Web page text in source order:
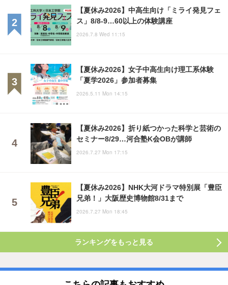
【夏休み2026】中高生向け「ミライ発見フェ
ス」8/8-9…60以上の体験講座
2026.7.8 Wed 11:15
【夏休み2026】女子中高生向け理工系体験
「夏学2026」参加者募集
2026.5.11 Mon 14:15
【夏休み2026】折り紙つかった科学と芸術の
セミナー8/29…河合塾K会OBが講師
2026.7.27 Mon 17:15
【夏休み2026】NHK大河ドラマ特別展「豊臣
兄弟！」大阪歴史博物館8/31まで
2026.7.27 Mon 18:45
ランキングをもっと見る